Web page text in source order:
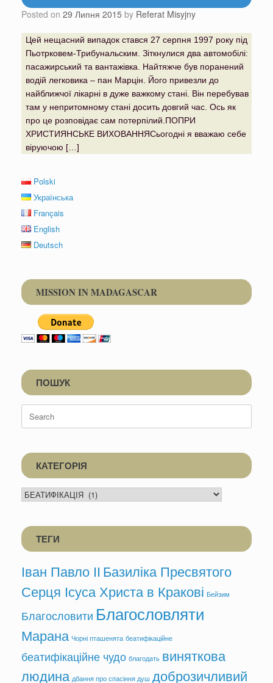
Posted on 29 Липня 2015 by Referat Misyjny
Цей нещасний випадок стався 27 серпня 1997 року під
Пьотрковем-Трибунальским. Зіткнулися два автомобілі:
пасажирський та вантажівка. Найтяжче був поранений
водій легковика – пан Марцін. Його привезли до
найближчої лікарні в дуже важкому стані. Він перебував
там у непритомному стані досить довгий час. Ось як
про це розповідає сам потерпілий.ПОПРИ
ХРИСТИЯНСЬКЕ ВИХОВАННЯСьогодні я вважаю себе
віруючою […]
Polski
Українська
Français
English
Deutsch
MISSION IN MADAGASCAR
ПОШУК
Search
for:
КАТЕГОРІЯ
КАТЕГОРІЯ
ТЕГИ
Іван Павло ІІ Базиліка Пресвятого
Серця Ісуса Христа в Кракові Бейзим
Благословити Благословляти
Марана Чорні пташенята беатифікаційне
беатифікаційне чудо благодать виняткова
людина дбання про спасіння душ доброзичливий